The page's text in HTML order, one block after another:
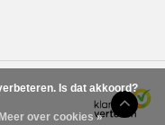
Is dat akkoord?
Meer over cookies »